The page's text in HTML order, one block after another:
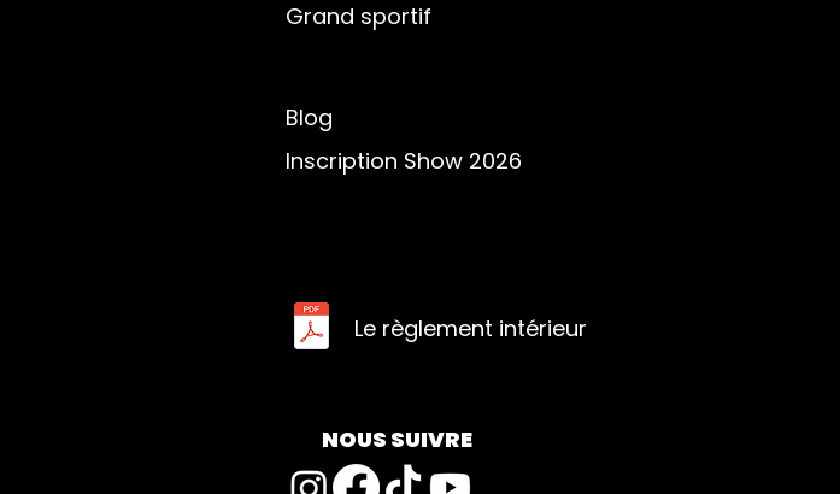
Grand sportif
Blog
Inscription Show 2026
Le règlement intérieur
NOUS SUIVRE